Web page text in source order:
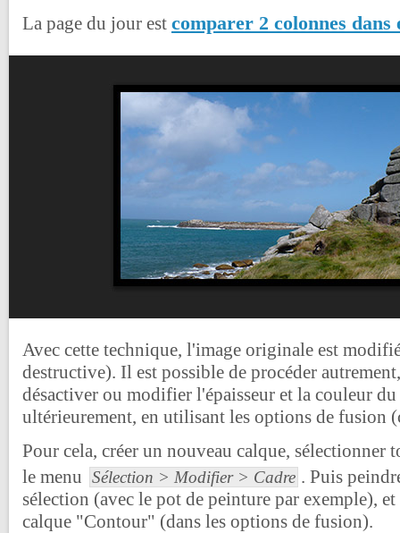
La page du jour est comparer 2 colonnes dans
Avec cette technique, l'image originale est
destructive). Il est possible de procéder
désactiver ou modifier l'épaisseur et la couleur
ultérieurement, en utilisant les options de fusion
Pour cela, créer un nouveau calque, sélectionner
le menu Sélection > Modifier > Cadre . Puis
sélection (avec le pot de peinture par exemple),
calque "Contour" (dans les options de fusion).